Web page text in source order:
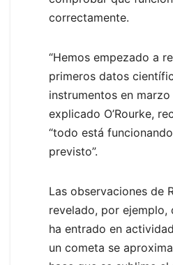
correctamente.
“Hemos empezado a
primeros datos
instrumentos en marzo
explicado O’Rourke,
“todo está
previsto”.
Las observaciones de
revelado, por ejemplo,
ha entrado en
un cometa se